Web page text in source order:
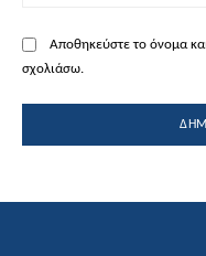
Αποθηκεύστε το όνομα
σχολιάσω.